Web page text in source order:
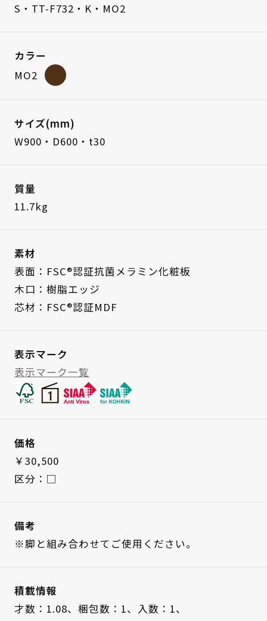
S・TT-F732・K・MO2
カラー
MO2
サイズ(mm)
W900・D600・t30
質量
11.7kg
素材
表面：FSC®認証抗菌メラミン化粧板
木口：樹脂エッジ
芯材：FSC®認証MDF
表示マーク
表示マーク一覧
価格
￥30,500
区分：□
備考
※脚と組み合わせてご使用ください。
積載情報
才数：1.08、 梱包数：1、
入数：1、